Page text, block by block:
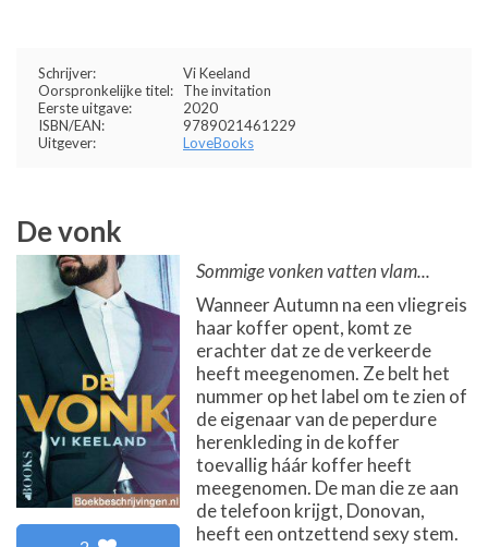
Schrijver:
Vi Keeland
Oorspronkelijke titel:
The invitation
Eerste uitgave:
2020
ISBN/EAN:
9789021461229
Uitgever:
LoveBooks
De vonk
Sommige vonken vatten vlam...
Wanneer Autumn na een vliegreis
haar koffer opent, komt ze
erachter dat ze de verkeerde
heeft meegenomen. Ze belt het
nummer op het label om te zien of
de eigenaar van de peperdure
herenkleding in de koffer
toevallig háár koffer heeft
meegenomen. De man die ze aan
de telefoon krijgt, Donovan,
heeft een ontzettend sexy stem.